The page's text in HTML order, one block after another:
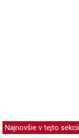
Najnovšie v tejto sekcii